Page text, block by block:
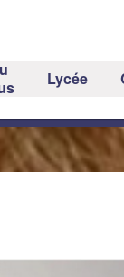
Lycée
à